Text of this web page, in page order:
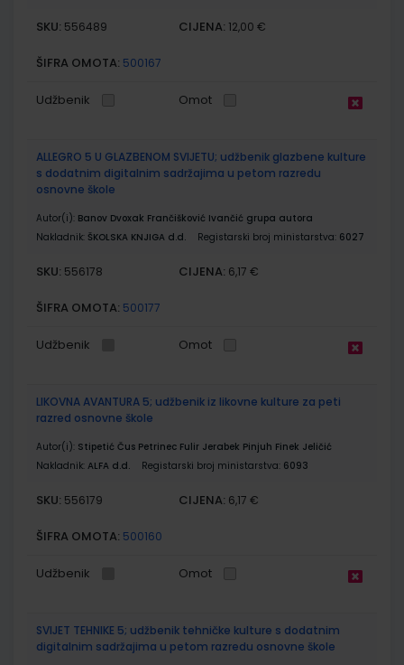
SKU: 556489 CIJENA: 12,00 €
ŠIFRA OMOTA: 500167
Udžbenik Omot
ALLEGRO 5 U GLAZBENOM SVIJETU; udžbenik glazbene kulture
s dodatnim digitalnim sadržajima u petom razredu
osnovne škole
Autor(i): Banov Dvoxak Frančišković Ivančić grupa autora
Nakladnik: ŠKOLSKA KNJIGA d.d. Registarski broj ministarstva: 6027
SKU: 556178 CIJENA: 6,17 €
ŠIFRA OMOTA: 500177
Udžbenik Omot
LIKOVNA AVANTURA 5; udžbenik iz likovne kulture za peti
razred osnovne škole
Autor(i): Stipetić Čus Petrinec Fulir Jerabek Pinjuh Finek Jeličić
Nakladnik: ALFA d.d. Registarski broj ministarstva: 6093
SKU: 556179 CIJENA: 6,17 €
ŠIFRA OMOTA: 500160
Udžbenik Omot
SVIJET TEHNIKE 5; udžbenik tehničke kulture s dodatnim
digitalnim sadržajima u petom razredu osnovne škole